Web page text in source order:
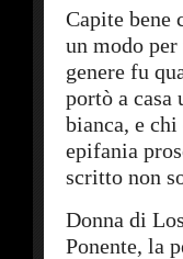
Capite bene
un modo
genere fu
portò a casa
bianca, e
epifania
scritto non
Donna di
Ponente, la